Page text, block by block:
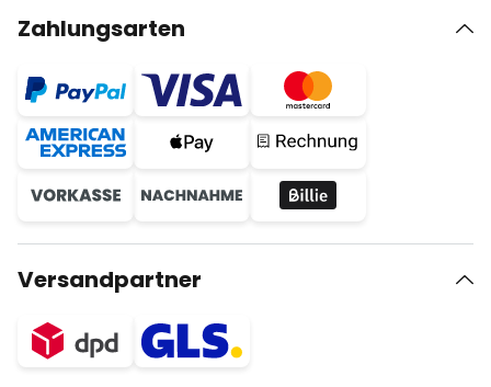
Zahlungsarten
Versandpartner